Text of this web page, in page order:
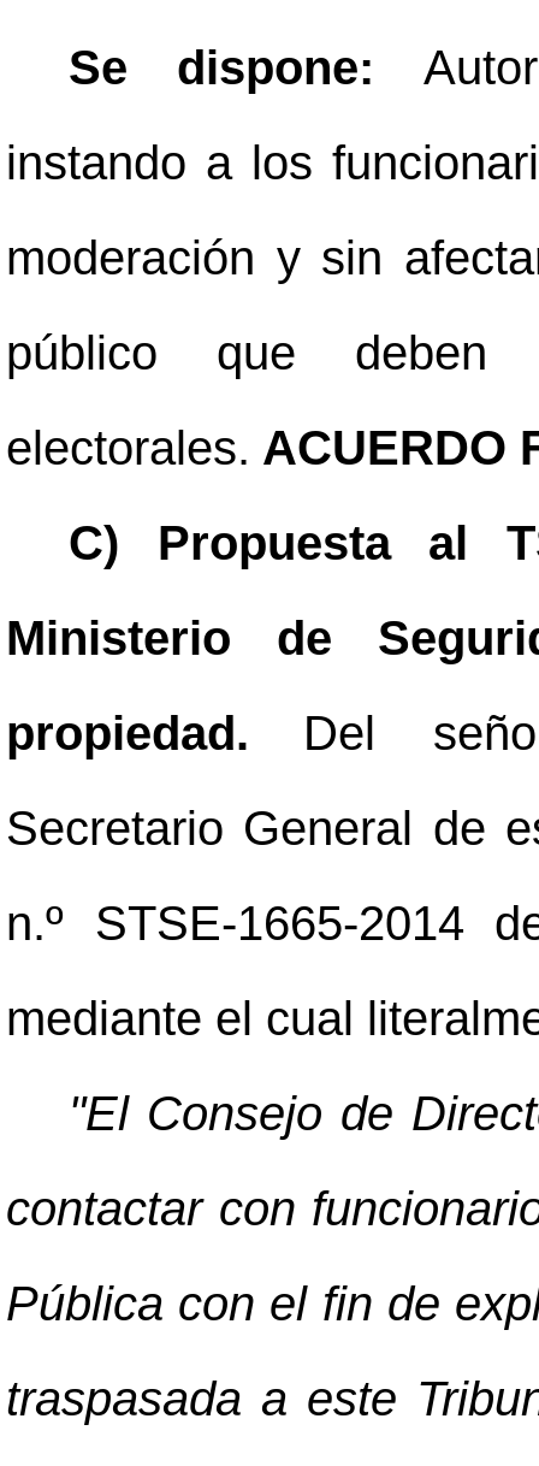
Se dispone:
instando a los
moderación y sin
público que deben
electorales. ACUERDO
C) Propuesta al
Ministerio de
propiedad.
Del
Secretario General de
n.º STSE-1665-2014
mediante el cual
"El Consejo de
contactar con
Pública con el fin de
traspasada a este